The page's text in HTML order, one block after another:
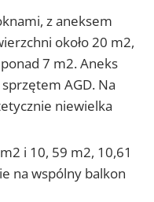
z aneksem
około 20 m2,
7 m2. Aneks
AGD. Na
niewielka
i 10, 59 m2, 10,61
na wspólny balkon